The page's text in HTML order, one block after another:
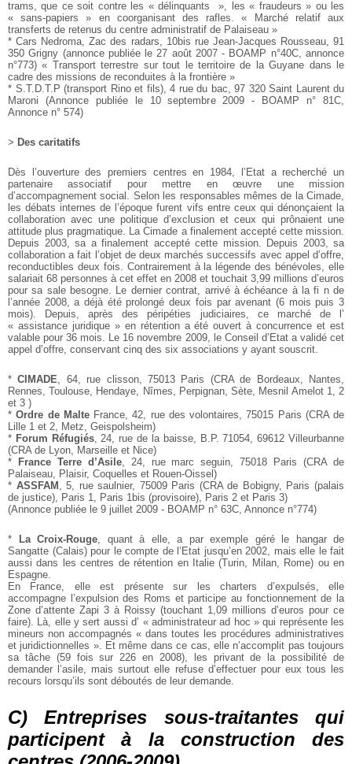
trams, que ce soit contre les « délinquants », les « fraudeurs » ou les
« sans-papiers » en coorganisantdes rafles.
« Marché relatif aux
transferts de retenus du centre administratif de Palaiseau »
* Cars Nedroma, Zac des radars, 10bis rue Jean-Jacques Rousseau, 91
350 Grigny (annonce publiée le 27 août 2007 - BOAMP n°40C, annonce
n°773) « Transport terrestre sur tout le territoire de la Guyane dans le
cadre des missions de reconduites à la frontière »
* S.T.D.T.P (transport Rino et fils), 4 rue du bac, 97 320 Saint Laurent du
Maroni (Annonce publiée le 10 septembre 2009 - BOAMP n° 81C,
Annonce n° 574)
> Des caritatifs
Dès l’ouverture des premiers centres en 1984, l’Etat a recherché un
partenaire associatif pour mettre en œuvre une mission
d’accompagnement social. Selon les responsables mêmes de laCimade,
les débats internes de l’époque furent vifs entre ceux qui dénonçaient la
collaboration avec une politique d’exclusion et ceux qui prônaient une
attitude plus pragmatique. La Cimade a finalement accepté cette mission.
Depuis 2003, sa a finalement accepté cette mission. Depuis 2003, sa
collaboration a fait l’objet de deux marchés successifs avec appel d’offre,
reconductibles deux fois. Contrairement à la légende des bénévoles, elle
salariait 68 personnes à cet effet en 2008 et touchait 3,99 millions d’euros
pour sa sale besogne. Le dernier contrat, arrivé à échéance à la fi n de
l’année 2008, a déjà été prolongé deux fois par avenant (6 mois puis 3
mois).
Depuis, après des péripéties judiciaires, ce marché de l’
« assistancejuridique » en rétention a été ouvert à concurrence et est
valable pour 36 mois. Le 16 novembre 2009, le Conseil d’Etata validé cet
appel d’offre, conservant cinq des six associations y ayant souscrit.
*CIMADE , 64, rue clisson, 75013 Paris (CRA de Bordeaux,
Nantes,
Rennes, Toulouse, Hendaye, Nîmes, Perpignan, Sète, Mesnil Amelot 1, 2
et 3 )
*Ordre de MalteFrance, 42, rue des volontaires, 75015 Paris (CRA de
Lille 1 et 2, Metz, Geispolsheim)
* Forum Réfugiés, 24, rue de la baisse, B.P. 71054, 69612 Villeurbanne
(CRA de Lyon, Marseille et Nice)
* France Terre d’Asile, 24, rue marc seguin, 75018 Paris (CRA de
Palaiseau, Plaisir, Coquelles et Rouen-Oissel)
* ASSFAM , 5, rue saulnier, 75009 Paris (CRA de Bobigny, Paris (palais
de justice), Paris 1, Paris 1bis (provisoire), Paris 2 et Paris 3)
(Annonce publiée le 9 juillet 2009 - BOAMP n° 63C, Annonce n°774)
* La Croix-Rouge , quant à elle, a par exemple géré le hangarde
Sangatte (Calais) pour le compte de l’Etat jusqu’en 2002,
mais elle le fait
aussi dans les centres de rétention en Italie(Turin, Milan, Rome) ou en
Espagne.
En France, elle est présente sur les charters d’expulsés, elle
accompagne l’expulsion des Roms et participe au fonctionnementde la
Zone d’attente Zapi 3 à Roissy (touchant 1,09 millions d’euros pour ce
faire). Là, elle y sert aussi d’ « administrateur ad hoc » qui représente les
mineurs non accompagnés « dans toutes les procédures administratives
et juridictionnelles ». Et même dans ce cas, elle n’accomplit pas toujours
sa tâche (59 fois sur 226 en 2008), les privant de la possibilité de
demander l’asile, mais surtout elle refuse d’effectuerpour eux tous les
recours lorsqu’ils sont déboutés de leur demande.
C) Entreprises sous-traitantes qui
participent à la construction des